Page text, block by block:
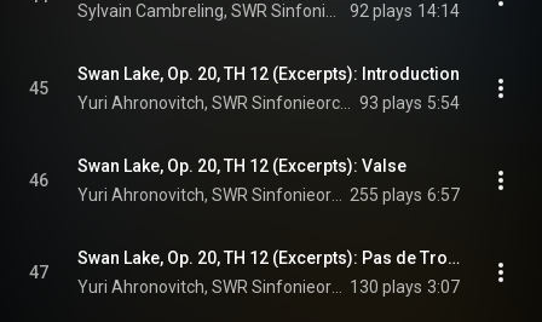
92 plays 14:14
45
Swan Lake, Op. 20, TH 12 (Excerpts): Introduction
93 plays 5:54
46
Swan Lake, Op. 20, TH 12 (Excerpts): Valse
255 plays 6:57
47
Swan Lake, Op. 20, TH 12 (Excerpts): Pas de Trois. Andante sostenuto
130 plays 3:07